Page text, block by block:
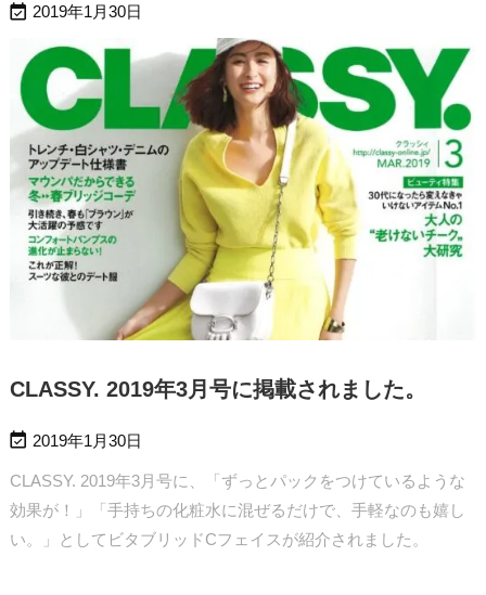
 2019年1月30日
CLASSY. 2019年3月号に掲載されました。
 2019年1月30日
CLASSY. 2019年3月号に、「ずっとパックをつけているような
効果が！」「手持ちの化粧水に混ぜるだけで、手軽なのも嬉し
い。」としてビタブリッドCフェイスが紹介されました。